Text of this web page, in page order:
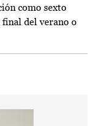
como sexto
del verano o